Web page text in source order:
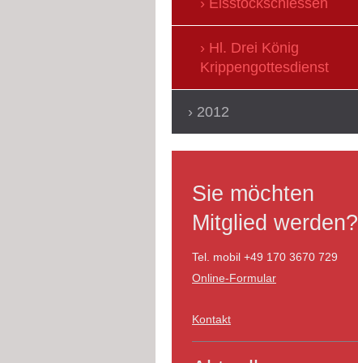
Hl. Drei König
Krippengottesdienst
2012
Sie möchten
Mitglied werden?
Tel. mobil +49 170 3670 729
Online-Formular
Kontakt